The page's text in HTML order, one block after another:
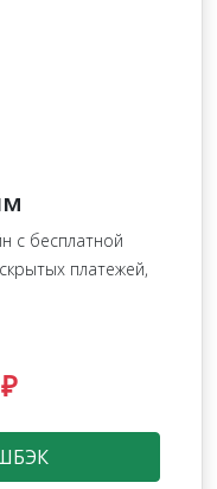
с бесплатной
платежей,